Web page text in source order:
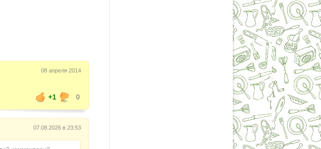
08 апреля 2014
+1
0
07.08.2026 в 23:53